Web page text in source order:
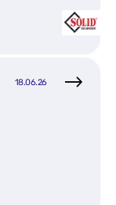
18.06.26